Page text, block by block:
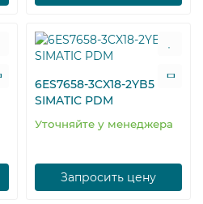
6ES7658-3CX18-2YB5
SIMATIC PDM
Уточняйте у менеджера
Запросить цену